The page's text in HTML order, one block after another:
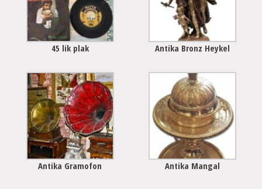
45 lik plak Antika Bronz Heykel
Antika Gramofon Antika Mangal